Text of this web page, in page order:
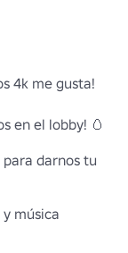
4k me gusta!
en el lobby! 🥚
para darnos tu
música